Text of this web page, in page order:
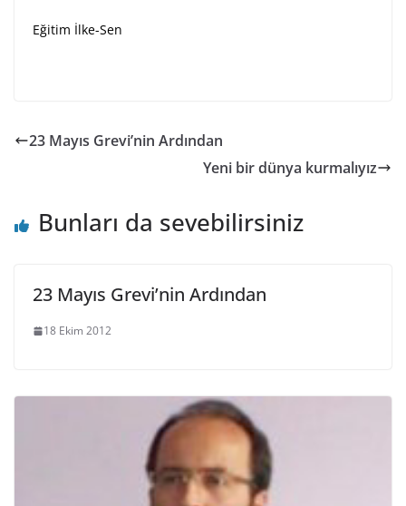
Eğitim İlke-Sen
23 Mayıs Grevi’nin Ardından
Yeni bir dünya kurmalıyız
Bunları da sevebilirsiniz
23 Mayıs Grevi’nin Ardından
18 Ekim 2012